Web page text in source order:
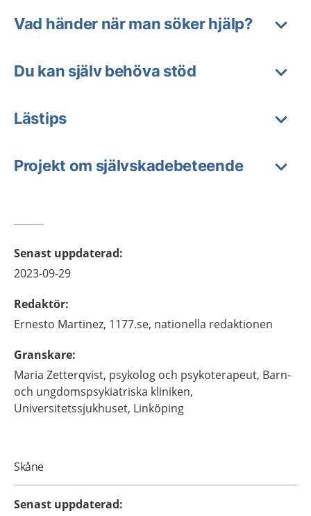
Vad händer när man söker hjälp?
Du kan själv behöva stöd
Lästips
Projekt om självskadebeteende
Senast uppdaterad:
2023-09-29
Redaktör:
Ernesto Martinez, 1177.se, nationella redaktionen
Granskare:
Maria Zetterqvist, psykolog och psykoterapeut, Barn-
och ungdomspsykiatriska kliniken,
Universitetssjukhuset, Linköping
Skåne
Senast uppdaterad: